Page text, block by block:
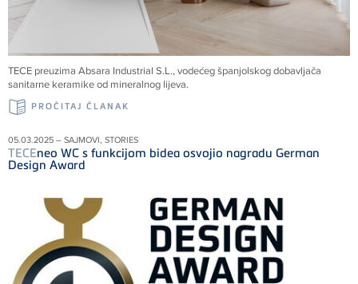
TECE preuzima Absara Industrial S.L., vodećeg španjolskog dobavljača
sanitarne keramike od mineralnog lijeva.
PROČITAJ ČLANAK
05.03.2025 – SAJMOVI, STORIES
TECEneo WC s funkcijom bidea osvojio nagradu German
Design Award